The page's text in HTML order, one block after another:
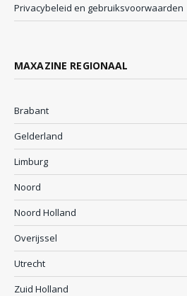
Privacybeleid en gebruiksvoorwaarden
MAXAZINE REGIONAAL
Brabant
Gelderland
Limburg
Noord
Noord Holland
Overijssel
Utrecht
Zuid Holland